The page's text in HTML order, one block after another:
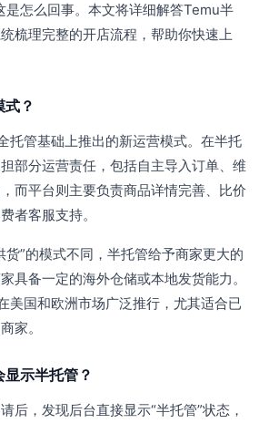
是怎么回事。本文将详细解答Temu半
梳理完整的开店流程，帮助你快速上
？
托管基础上推出的新运营模式。在半托
部分运营责任，包括自主导入订单、维
而平台则主要负责商品详情完善、比价
者客服支持。
货”的模式不同，半托管给予商家更大的
具备一定的海外仓储或本地发货能力。
美国和欧洲市场广泛推行，尤其适合已
家。
示半托管？
后，发现后台直接显示“半托管”状态，